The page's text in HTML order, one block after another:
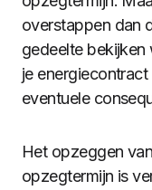
overstappen dan
gedeelte
je
eventuele
Het opzeggen
opzegtermijn is